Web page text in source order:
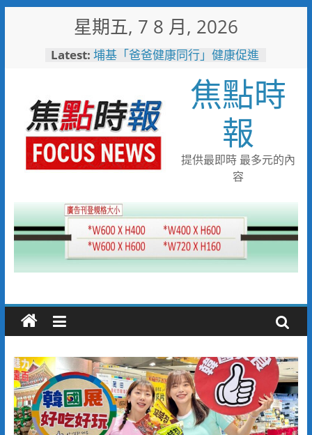
星期五, 7 8 月, 2026
Latest: 埔基「爸爸健康同行」健康促進
白海豚颱風來襲！台電台東區處
全面整備迎戰強風豪雨 籲多利
用「台灣電力APP」查詢
男子性侵偷拍又餵毒致傳播女暴
斃 法官審後判十四年六月徒刑
臺中榮總埔里分院攜手檢方 深
慎防熱中暑傷腎
焦點時
報
提供最即時 最多元的內
容